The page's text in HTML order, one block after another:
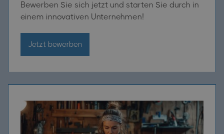
Bewerben Sie sich jetzt und starten Sie durch in
einem innovativen Unternehmen!
Jetzt bewerben